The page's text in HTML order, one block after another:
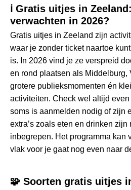
ℹ️ Gratis uitjes in
verwachten in 2026?
Gratis uitjes in Zeeland zijn
waar je zonder ticket naartoe
is. In 2026 vind je ze verspreid
en rond plaatsen als Middelburg,
grotere publieksmomenten én
activiteiten. Check wel altijd
soms is aanmelden nodig of zijn
extra’s zoals eten en drinken zijn
inbegrepen. Het programma kan
vlak voor je gaat nog even naar
🧩 Soorten gratis uitjes